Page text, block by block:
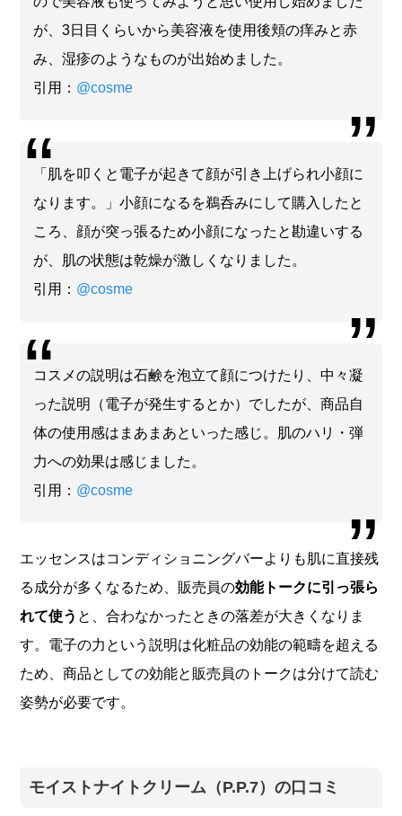
が、3日目くらいから美容液を使用後頬の痒みと赤
み、湿疹のようなものが出始めました。
引用： @cosme
「肌を叩くと電子が起きて顔が引き上げられ小顔に
なります。」小顔になるを鵜呑みにして購入したと
ころ、顔が突っ張るため小顔になったと勘違いする
が、肌の状態は乾燥が激しくなりました。
引用： @cosme
コスメの説明は石鹸を泡立て顔につけたり、中々凝
った説明（電子が発生するとか）でしたが、商品自
体の使用感はまあまあといった感じ。肌のハリ・弾
力への効果は感じました。
引用： @cosme
エッセンスはコンディショニングバーよりも肌に直接残
る成分が多くなるため、販売員の効能トークに引っ張ら
れて使う と、合わなかったときの落差が大きくなりま
す。電子の力という説明は化粧品の効能の範疇を超える
ため、商品としての効能と販売員のトークは分けて読む
姿勢が必要です。
モイストナイトクリーム（P.P.7）の口コミ